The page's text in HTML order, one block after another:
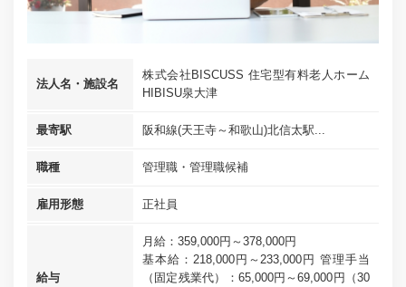
法人名・施設名
株式会社BISCUSS 住宅型有料老人ホーム
HIBISU泉大津
最寄駅 阪和線(天王寺～和歌山)北信太駅...
職種 管理職・管理職候補
雇用形態 正社員
給与
月給：359,000円～378,000円
基本給：218,000円～233,000円 管理手当
（固定残業代）：65,000円～69,000円（30